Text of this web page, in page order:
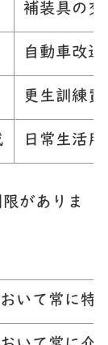
補装具の
自動車改
更生訓練費
日常生活
がありま
いて常に特